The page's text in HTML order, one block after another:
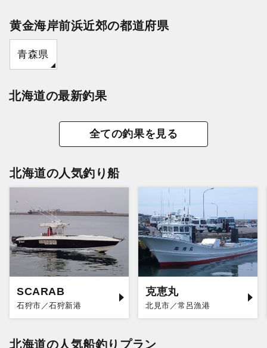
黄金海岸前浜近郊の都道府県
青森県
北海道の最新釣果
全ての釣果を見る
北海道の人気釣り船
SCARAB
石狩市／石狩新港
克恵丸
北見市／常呂漁港
北海道の人気船釣りプラン